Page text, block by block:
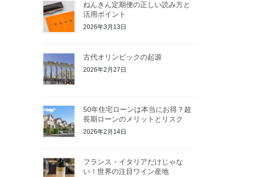
ねんきん定期便の正しい読み方と
活用ポイント
2026年3月13日
古代オリンピックの起源
2026年2月27日
50年住宅ローンは本当にお得？超
長期ローンのメリットとリスク
2026年2月14日
フランス・イタリアだけじゃな
い！世界の注目ワイン産地